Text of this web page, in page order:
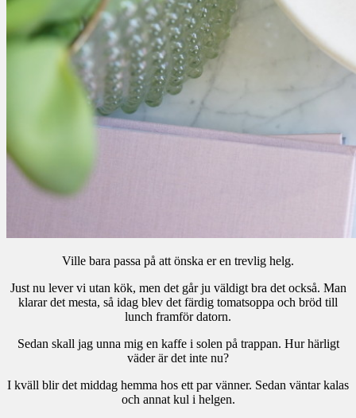
Ville bara passa på att önska er en trevlig helg.
Just nu lever vi utan kök, men det går ju väldigt bra det också. Man
klarar det mesta, så idag blev det färdig tomatsoppa och bröd till
lunch framför datorn.
Sedan skall jag unna mig en kaffe i solen på trappan. Hur härligt
väder är det inte nu?
I kväll blir det middag hemma hos ett par vänner. Sedan väntar kalas
och annat kul i helgen.